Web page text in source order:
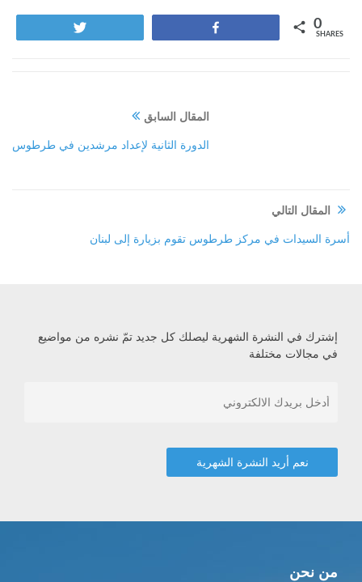
0
SHARES
المقال السابق
الدورة الثانية لإعداد مرشدين في طرطوس
المقال التالي
أسرة السيدات في مركز طرطوس تقوم بزيارة إلى لبنان‎
إشترك في النشرة الشهرية ليصلك كل جديد تمّ نشره من مواضيع
في مجالات مختلفة
من نحن